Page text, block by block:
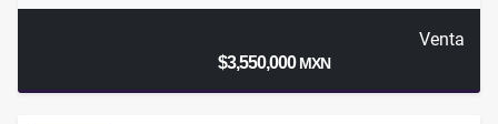
Venta
$3,550,000MXN